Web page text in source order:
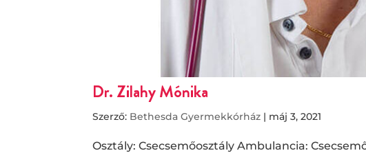
Dr. Zilahy Mónika
Szerző: Bethesda Gyermekkórház | máj 3, 2021
Osztály: Csecsemőosztály Ambulancia: